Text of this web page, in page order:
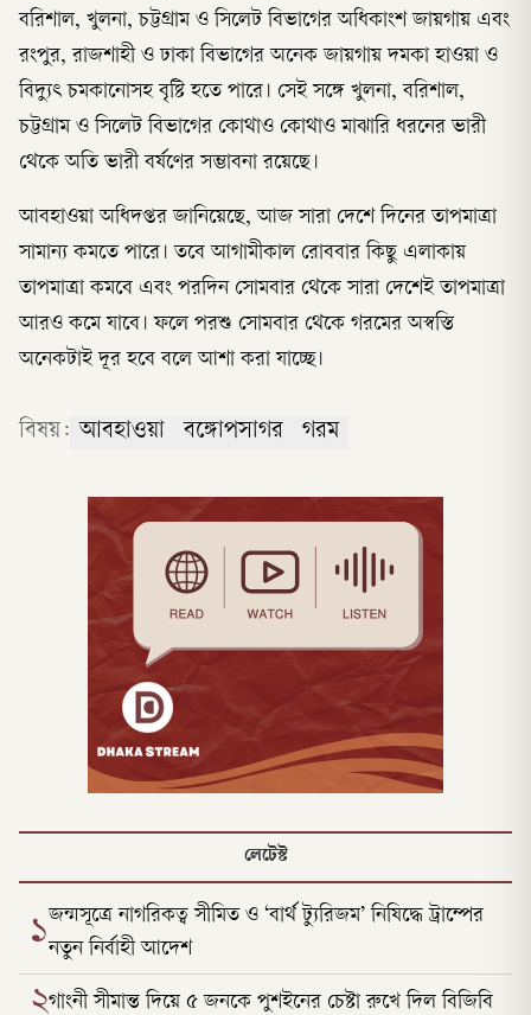
বরিশাল, খুলনা, চট্টগ্রাম ও সিলেট বিভাগের অধিকাংশ জায়গায় এবং
রংপুর, রাজশাহী ও ঢাকা বিভাগের অনেক জায়গায় দমকা হাওয়া ও
বিদ্যুৎ চমকানোসহ বৃষ্টি হতে পারে। সেই সঙ্গে খুলনা, বরিশাল,
চট্টগ্রাম ও সিলেট বিভাগের কোথাও কোথাও মাঝারি ধরনের ভারী
থেকে অতি ভারী বর্ষণের সম্ভাবনা রয়েছে।
আবহাওয়া অধিদপ্তর জানিয়েছে, আজ সারা দেশে দিনের তাপমাত্রা
সামান্য কমতে পারে। তবে আগামীকাল রোববার কিছু এলাকায়
তাপমাত্রা কমবে এবং পরদিন সোমবার থেকে সারা দেশেই তাপমাত্রা
আরও কমে যাবে। ফলে পরশু সোমবার থেকে গরমের অস্বস্তি
অনেকটাই দূর হবে বলে আশা করা যাচ্ছে।
বিষয়: আবহাওয়া বঙ্গোপসাগর গরম
লেটেস্ট
১জন্মসূত্রে নাগরিকত্ব সীমিত ও ‘বার্থ ট্যুরিজম’ নিষিদ্ধে ট্রাম্পের
নতুন নির্বাহী আদেশ
২গাংনী সীমান্ত দিয়ে ৫ জনকে পুশইনের চেষ্টা রুখে দিল বিজিবি